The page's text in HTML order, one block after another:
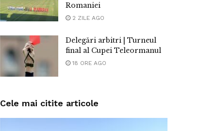
Romaniei
2 ZILE AGO
Delegări arbitri | Turneul
final al Cupei Teleormanul
18 ORE AGO
Cele mai citite articole